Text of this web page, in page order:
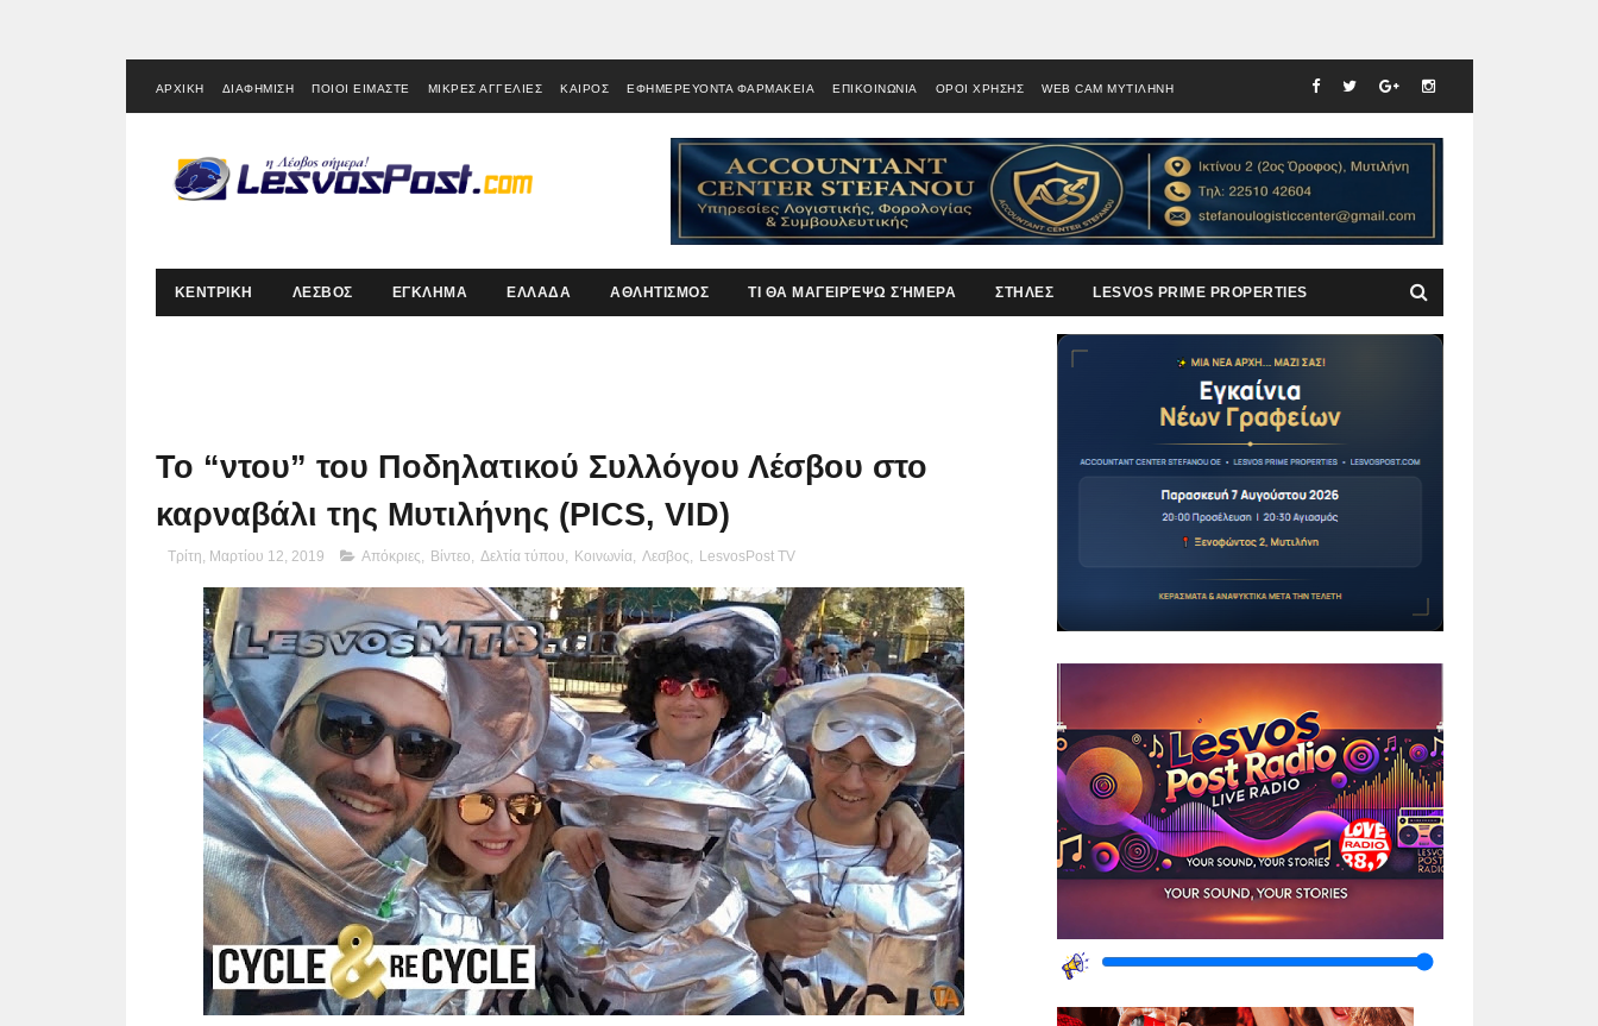
ΑΡΧΙΚΗ ΔΙΑΦΗΜΙΣΗ ΠΟΙΟΙ ΕΙΜΑΣΤΕ ΜΙΚΡΕΣ ΑΓΓΕΛΙΕΣ ΚΑΙΡΟΣ ΕΦΗΜΕΡΕΥΟΝΤΑ ΦΑΡΜΑΚΕΙΑ ΕΠΙΚΟΙΝΩΝΙΑ ΟΡΟΙ ΧΡΗΣΗΣ WEB CAM ΜΥΤΙΛΗΝΗ
ΚΕΝΤΡΙΚΗ ΛΕΣΒΟΣ ΕΓΚΛΗΜΑ ΕΛΛΑΔΑ ΑΘΛΗΤΙΣΜΟΣ ΤΙ ΘΑ ΜΑΓΕΙΡΈΨΩ ΣΉΜΕΡΑ ΣΤΗΛΕΣ LESVOS PRIME PROPERTIES
Το “ντου” του Ποδηλατικού Συλλόγου Λέσβου στο
καρναβάλι της Μυτιλήνης (PICS, VID)
Τρίτη, Μαρτίου 12, 2019 Απόκριες, Βίντεο, Δελτία τύπου, Κοινωνία, Λεσβος, LesvosPost TV